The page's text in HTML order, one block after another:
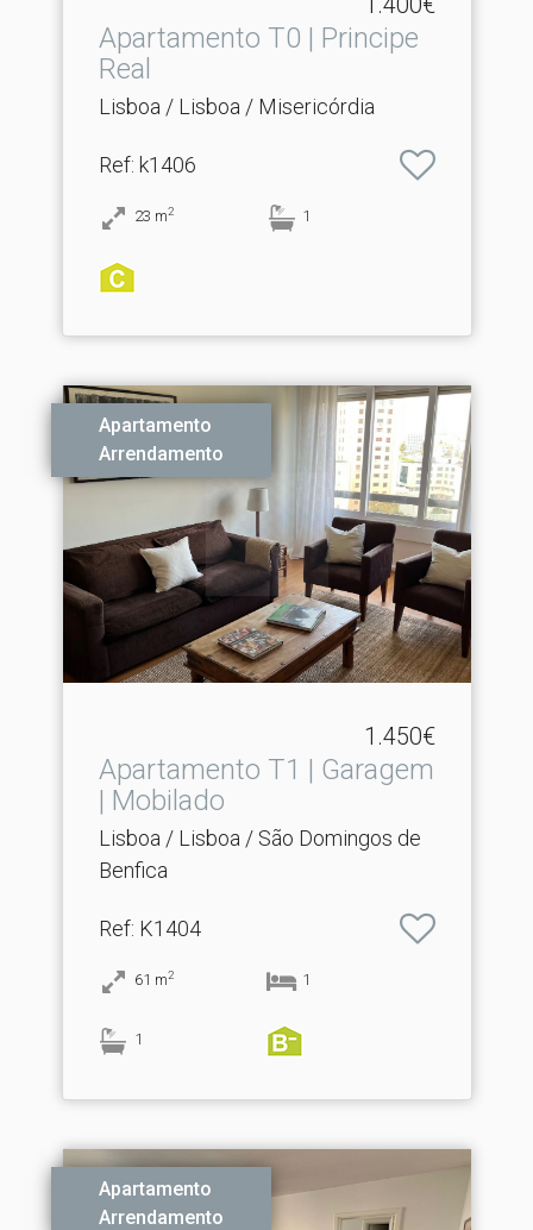
Apartamento T0 | Principe
Real
Lisboa / Lisboa / Misericórdia
Ref: k1406
23 m2 1
Apartamento
Arrendamento
1.450€
Apartamento T1 | Garagem
| Mobilado
Lisboa / Lisboa / São Domingos de
Benfica
Ref: K1404
61 m2 1
1
Apartamento
Arrendamento